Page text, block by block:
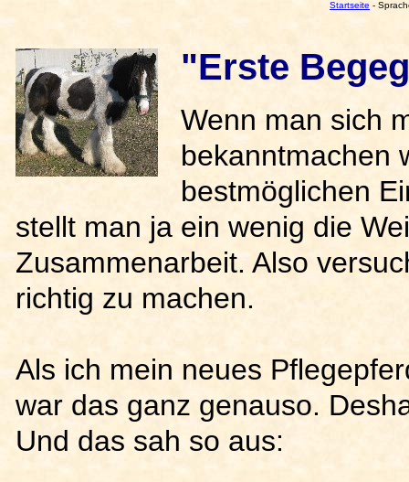
Startseite -
"Erste
Wenn man sich
bekanntmachen
bestmöglichen
stellt man ja ein wenig die
Zusammenarbeit. Also
richtig zu machen.
Als ich mein neues
war das ganz genauso.
Und das sah so aus: